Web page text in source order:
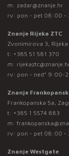
m: zadar@znanje.hr
rv: pon - pet 08:00 -
Znanje Rijeka ZTC
Zvonimirova 3, Rijeka
t: +385 51 581 370
m:
rv: pon - ned* 9:00-
Znanje
Frankopanska 5a,
t: +385 1 5574 883
m:
rv: pon - pet 08:00 -
Znanje Westgate